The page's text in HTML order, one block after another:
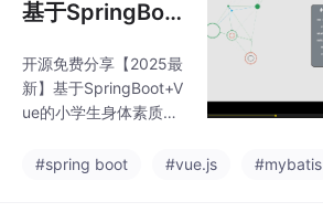
S、ElementUI、（Pyth
T）等等*功能如图所
示。可以滴我获取详细
的视频介绍
基于SpringBoo
身体素质测评管
理系统管理系统
MySQL
开源免费分享【2025最
新】基于SpringBoot+V
ue的小学生身体素质测
码+MyBatis+MySQL可
#spring boot #vue.js #mybatis